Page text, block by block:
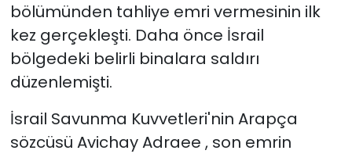
bölümünden tahliye emri vermesinin ilk
kez gerçekleşti. Daha önce İsrail
bölgedeki belirli binalara saldırı
düzenlemişti.
İsrail Savunma Kuvvetleri'nin Arapça
sözcüsü Avichay Adraee , son emrin